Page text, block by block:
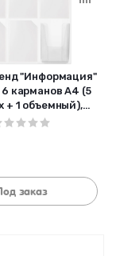
"Информация"
6 карманов А4 (5
+ 1 объемный),
291013
заказ